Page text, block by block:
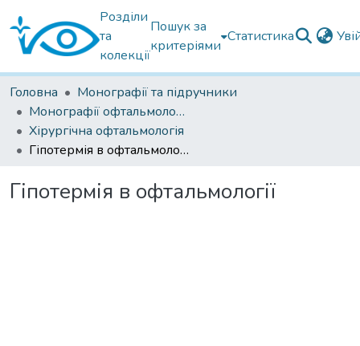
Розділи
та
колекції
Пошук за
критеріями
Статистика
Головна
Монографії та підручники
Монографії офтальмологічні
Хірургічна офтальмологія
Гіпотермія в офтальмології
Гіпотермія в офтальмології